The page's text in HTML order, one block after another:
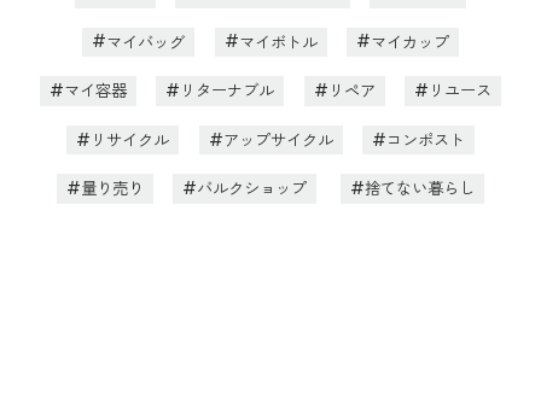
マイバッグ マイボトル マイカップ
マイ容器 リターナブル リペア リユース
リサイクル アップサイクル コンポスト
量り売り バルクショップ 捨てない暮らし